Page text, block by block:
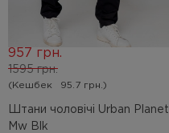
Штани чоловічі Urban Planet
Mw Blk
1595 грн.
957 грн.
(Кешбек 95.7 грн.)